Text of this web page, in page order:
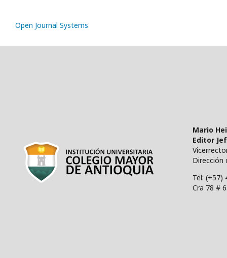
Open Journal Systems
Mario
Editor
Dirección
Tel: (+57)
Cra 78 #